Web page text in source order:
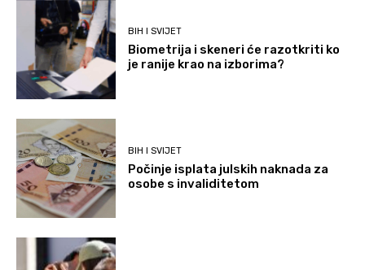
BIH I SVIJET
Biometrija i skeneri će razotkriti ko
je ranije krao na izborima?
BIH I SVIJET
Počinje isplata julskih naknada za
osobe s invaliditetom